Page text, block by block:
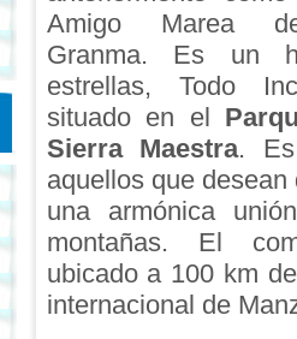
Amigo Marea
Granma. Es un
estrellas, Todo
situado en el
Sierra Maestra.
aquellos que desean
una armónica
montañas. El
ubicado a 100 km
internacional de